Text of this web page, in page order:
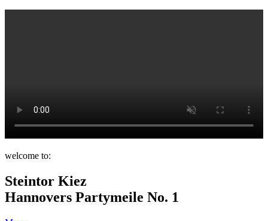
welcome to:
Steintor Kiez
Hannovers Partymeile No. 1